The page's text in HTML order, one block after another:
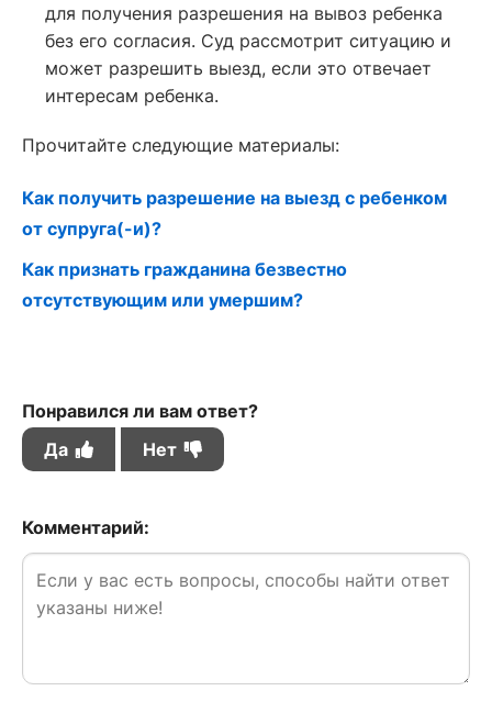
для получения разрешения на вывоз ребенка
без его согласия. Суд рассмотрит ситуацию и
может разрешить выезд, если это отвечает
интересам ребенка.
Прочитайте следующие материалы:
Как получить разрешение на выезд с ребенком
от супруга(-и)?
Как признать гражданина безвестно
отсутствующим или умершим?
Понравился ли вам ответ?
Да
Нет
Комментарий: